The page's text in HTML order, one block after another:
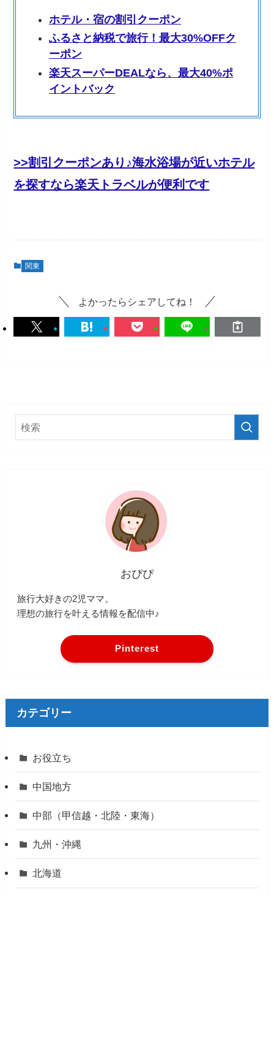
ホテル・宿の割引クーポン
ふるさと納税で旅行！最大30%OFFク
ーポン
楽天スーパーDEALなら、最大40%ポ
イントバック
>>割引クーポンあり♪海水浴場が近いホテル
を探すなら楽天トラベルが便利です
関東
よかったらシェアしてね！
おぴぴ
旅行大好きの2児ママ。
理想の旅行を叶える情報を配信中♪
Pinterest
カテゴリー
お役立ち
中国地方
中部（甲信越・北陸・東海）
九州・沖縄
北海道